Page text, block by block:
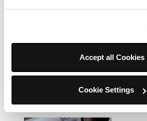
Accept all Cookies
Cookie Settings